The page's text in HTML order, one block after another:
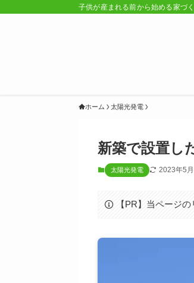
子供が産まれる前から始める家づ
ホーム 太陽光発電
新築で設置し
太陽光発電 2023年5
【PR】当ページ